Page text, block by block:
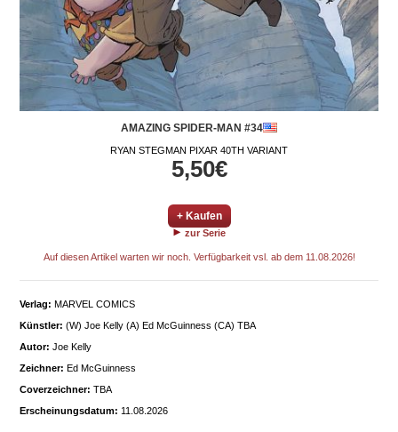
AMAZING SPIDER-MAN #34
RYAN STEGMAN PIXAR 40TH VARIANT
5,50€
+ Kaufen
zur Serie
Auf diesen Artikel warten wir noch. Verfügbarkeit vsl. ab dem 11.08.2026!
Verlag: MARVEL COMICS
Künstler: (W) Joe Kelly (A) Ed McGuinness (CA) TBA
Autor: Joe Kelly
Zeichner: Ed McGuinness
Coverzeichner: TBA
Erscheinungsdatum: 11.08.2026